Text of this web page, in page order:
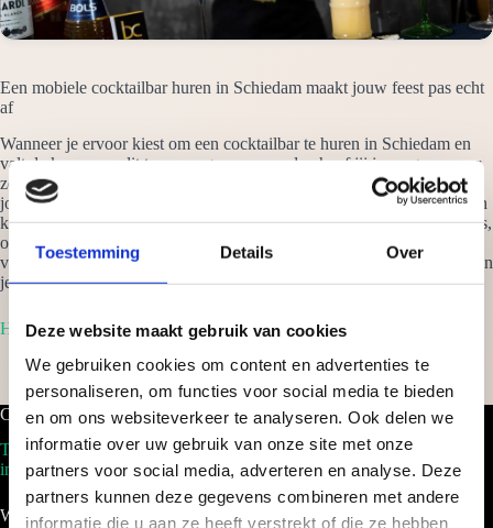
Toestemming Details Over
Deze website maakt gebruik van cookies
We gebruiken cookies om content en advertenties te
personaliseren, om functies voor social media te bieden
en om ons websiteverkeer te analyseren. Ook delen we
informatie over uw gebruik van onze site met onze
partners voor social media, adverteren en analyse. Deze
partners kunnen deze gegevens combineren met andere
informatie die u aan ze heeft verstrekt of die ze hebben
Een mobiele cocktailbar huren in Schiedam maakt jouw feest pas echt
af
Wanneer je ervoor kiest om een cocktailbar te huren in Schiedam en
valt de keuze om dit te verzorgen op ons, dan hoef jij je nergens meer
zorgen om te maken. Wij verzorgen alles tot in details en garanderen
jou dat de cocktails jouw festival naar een hoger niveau tillen. Van een
kleinschalige verjaardagsfeestje, tot eenmega gebeurtenis als een beurs,
onze cocktails zijn altijd een omvangrijk succesnummer. Vraag
vrijblijvend een offerte aan om een cocktailbar te huren in Schiedam en
je ontvangt binnen 24 uur een scherp voorstel op maat!
Home
Cocktailbar.nl
Tel. 088-2035100
info@cocktailbar.nl
Wij werken landelijk!